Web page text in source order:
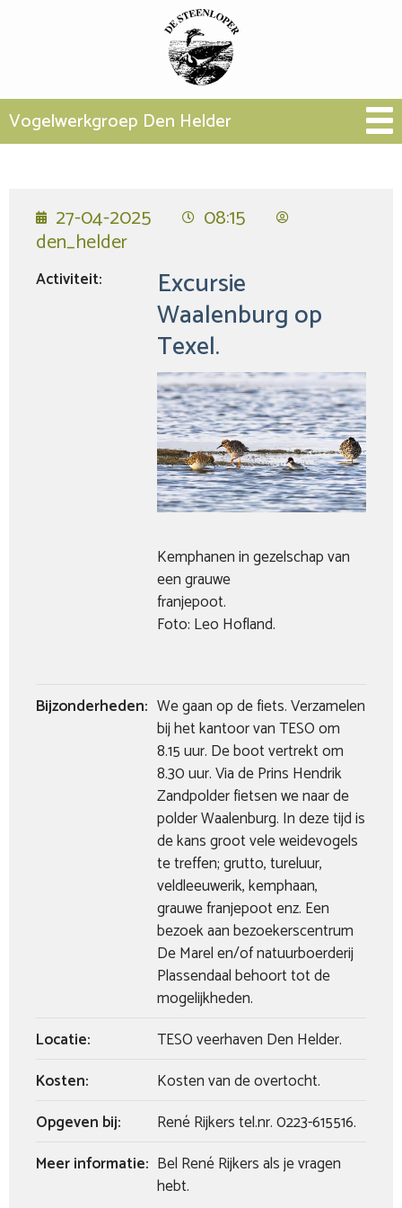
Vogelwerkgroep Den Helder
27-04-2025 08:15
den_helder
Activiteit: Excursie
Waalenburg op
Texel.
Kemphanen in gezelschap van
een grauwe
Foto: Leo Hofland.
Bijzonderheden: We gaan op de fiets. Verzamelen
bij het kantoor van TESO om
8.15 uur. De boot vertrekt om
8.30 uur. Via de Prins Hendrik
Zandpolder fietsen we naar de
polder Waalenburg. In deze tijd is
de kans groot vele weidevogels
te treffen; grutto, tureluur,
veldleeuwerik, kemphaan,
grauwe franjepoot enz. Een
bezoek aan bezoekerscentrum
De Marel en/of natuurboerderij
Plassendaal behoort tot de
mogelijkheden.
Locatie:
TESO veerhaven Den Helder.
Kosten:
Kosten van de overtocht.
Opgeven bij:
René Rijkers tel.nr. 0223-615516.
Meer informatie: Bel René Rijkers als je vragen
hebt.